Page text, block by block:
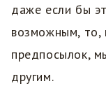
даже если бы
возможным, то,
предпосылок,
другим.